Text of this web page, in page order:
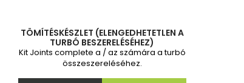
TÖMÍTÉSKÉSZLET (ELENGEDHETETLEN A
TURBÓ BESZERELÉSÉHEZ)
Kit Joints complete a / az számára a turbó
összeszereléséhez.